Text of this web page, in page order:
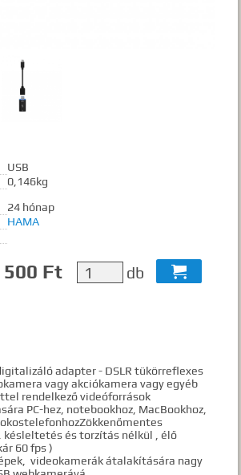
"szó1 szó2 szó..."
USB
0,146kg
24 hónap
HAMA
500 Ft db 
adapter - DSLR tükörreflexes
vagy akciókamera vagy egyéb
rendelkező videóforrások
PC-hez, notebookhoz, MacBookhoz,
és torzítás nélkül , élő
60 fps )
videokamerák átalakítására nagy